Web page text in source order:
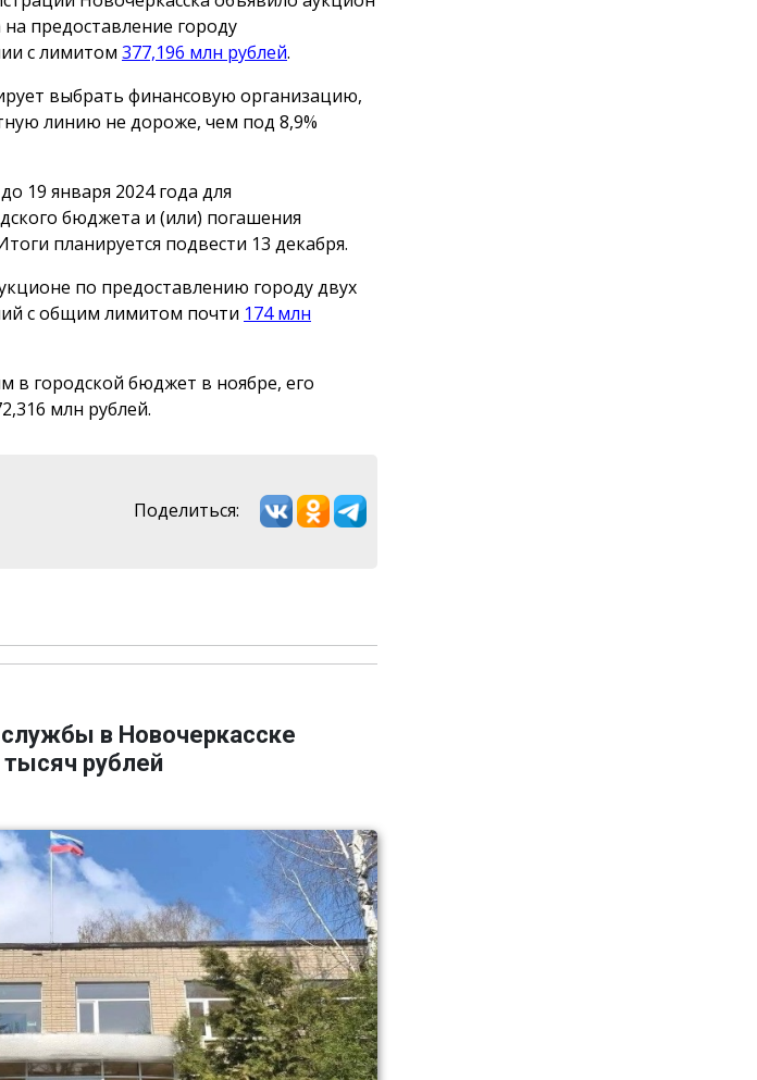
предоставление городу
с лимитом 377,196 млн рублей.
выбрать финансовую организацию,
линию не дороже, чем под 8,9%
19 января 2024 года для
бюджета и (или) погашения
планируется подвести 13 декабря.
по предоставлению городу двух
с общим лимитом почти 174 млн
в городской бюджет в ноябре, его
млн рублей.
Поделиться:
в Новочеркасске
рублей